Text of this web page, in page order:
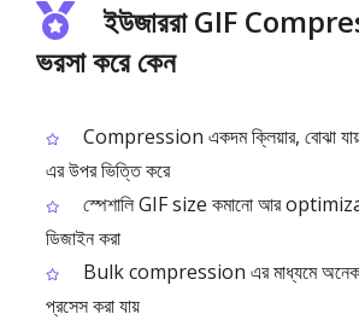
ইউজাররা GIF
ভরসা করে কেন
Compression একদম ক্লিয়ার, বোঝা যায়
এর উপর ভিত্তি করে
স্পেশালি GIF size কমানো আর
ডিজাইন করা
Bulk compression এর মাধ্যমে
প্রসেস করা যায়